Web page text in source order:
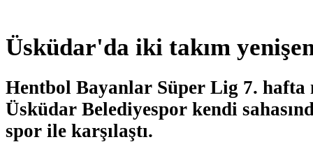
Üsküdar'da iki takım
Hentbol Bayanlar Süper Lig 7. hafta
Üsküdar Belediyespor kendi
spor ile karşılaştı.